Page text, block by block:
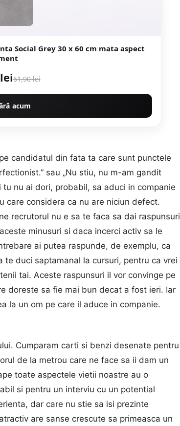
x 60 cm mata aspect
61,90 lei
acum
candidatul din fata ta care sunt punctele
sau „Nu stiu, nu m-am gandit
nu ai dori, probabil, sa aduci in companie
care considera ca nu are niciun defect.
recrutorul nu e sa te faca sa dai raspunsuri
minusuri si daca incerci activ sa le
ai putea raspunde, de exemplu, ca
duci saptamanal la cursuri, pentru ca vrei
tai. Aceste raspunsuri il vor convinge pe
doreste sa fie mai bun decat a fost ieri. Iar
la un om pe care il aduce in companie.
Cumparam carti si benzi desenate pentru
de la metrou care ne face sa ii dam un
toate aspectele vietii noastre au o
si pentru un interviu cu un potential
dar care nu stie sa isi prezinte
are sanse crescute sa primeasca un